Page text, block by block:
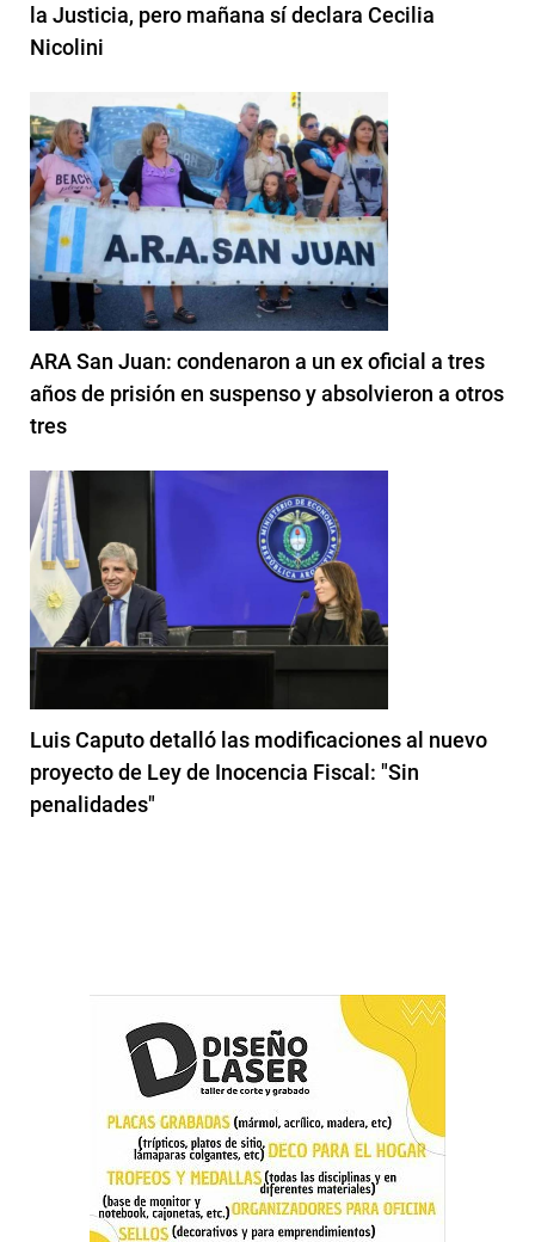
la Justicia, pero mañana sí declara Cecilia
Nicolini
ARA San Juan: condenaron a un ex oficial a tres
años de prisión en suspenso y absolvieron a otros
tres
Luis Caputo detalló las modificaciones al nuevo
proyecto de Ley de Inocencia Fiscal: "Sin
penalidades"